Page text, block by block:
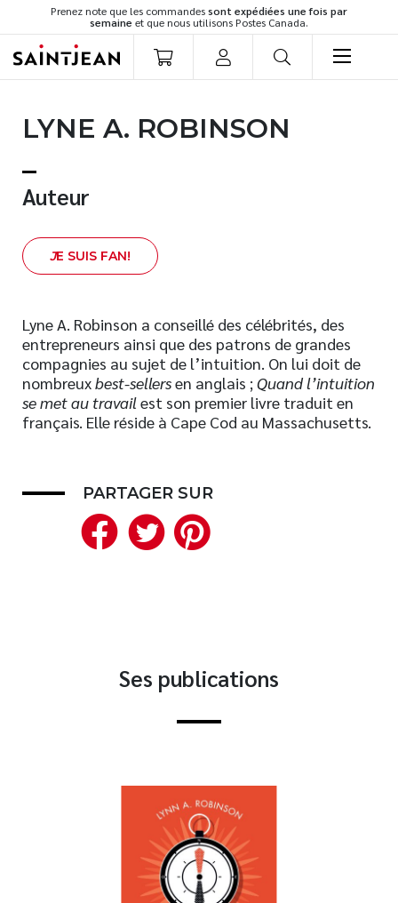
Prenez note que les commandessont expédiées une fois par
semaine et que nous utilisons Postes Canada.
Romans
Développement personnel
Spiritualité
Famille
Témoignages
Vie pratique
Finances
Nouveautés
Meilleurs vendeurs
Page vedette
LYNE A. ROBINSON
Auteur
JE SUIS FAN!
Lyne A. Robinson a conseillé des célébrités, des
entrepreneurs ainsi que des patrons de grandes
compagnies au sujet de l’intuition. On lui doit de
nombreuxbest-sellersen anglais ; Quand l’intuition
se met au travailest son premier livre traduit en
français. Elle réside à Cape Cod au Massachusetts.
PARTAGER SUR
Facebook
Twitter
Ses publications